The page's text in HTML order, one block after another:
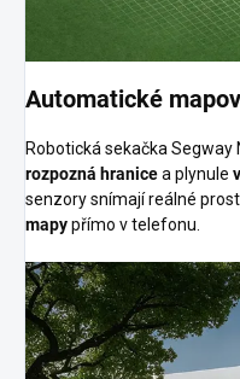
Automatické
Robotická sekačka Segway
rozpozná hranicea plynule
senzory snímají reálné
mapypřímo v telefonu.